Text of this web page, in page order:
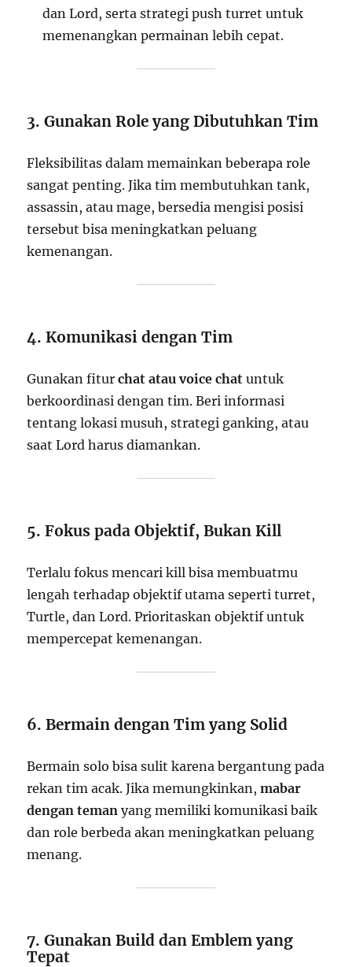
dan Lord, serta strategi push turret untuk
memenangkan permainan lebih cepat.
3. Gunakan Role yang Dibutuhkan Tim
Fleksibilitas dalam memainkan beberapa role
sangat penting. Jika tim membutuhkan tank,
assassin, atau mage, bersedia mengisi posisi
tersebut bisa meningkatkan peluang
kemenangan.
4. Komunikasi dengan Tim
Gunakan fiturchat atau voice chat untuk
berkoordinasi dengan tim. Beri informasi
tentang lokasi musuh, strategi ganking, atau
saat Lord harus diamankan.
5. Fokus pada Objektif, Bukan Kill
Terlalu fokus mencari kill bisa membuatmu
lengah terhadap objektif utama seperti turret,
Turtle, dan Lord. Prioritaskan objektif untuk
mempercepat kemenangan.
6. Bermain dengan Tim yang Solid
Bermain solo bisa sulit karena bergantung pada
rekan tim acak. Jika memungkinkan,mabar
dengan teman yang memiliki komunikasi baik
dan role berbeda akan meningkatkan peluang
menang.
7. Gunakan Build dan Emblem yang
Tepat